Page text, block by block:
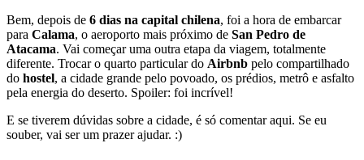
Bem, depois de 6 dias na capital chilena, foi a hora de embarcar
para Calama, o aeroporto mais próximo de San Pedro de
Atacama. Vai começar uma outra etapa da viagem, totalmente
diferente. Trocar o quarto particular do Airbnb pelo compartilhado
do hostel, a cidade grande pelo povoado, os prédios, metrô e asfalto
pela energia do deserto. Spoiler: foi incrível!
E se tiverem dúvidas sobre a cidade, é só comentar aqui. Se eu
souber, vai ser um prazer ajudar. :)